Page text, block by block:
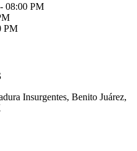
08:00 PM
PM
Insurgentes, Benito Juárez,